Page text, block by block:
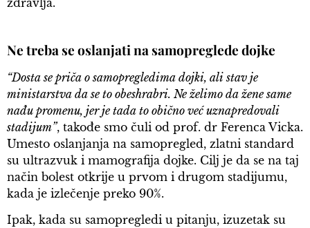
zdravlja.
Ne treba se oslanjati na samopreglede dojke
“Dosta se priča o samopregledima dojki, ali stav je
ministarstva da se to obeshrabri. Ne želimo da žene same
nađu promenu, jer je tada to obično već uznapredovali
stadijum”, takođe smo čuli od prof. dr Ferenca Vicka.
Umesto oslanjanja na samopregled, zlatni standard
su ultrazvuk i mamografija dojke. Cilj je da se na taj
način bolest otkrije u prvom i drugom stadijumu,
kada je izlečenje preko 90%.
Ipak, kada su samopregledi u pitanju, izuzetak su